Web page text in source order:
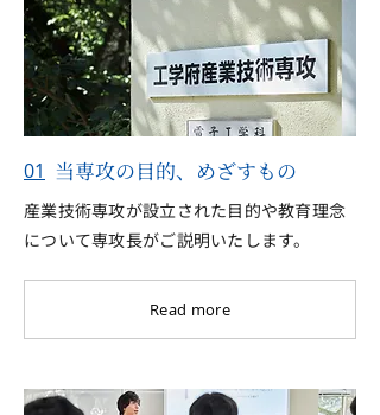
01 当専攻の目的、めざすもの
産業技術専攻が設立された目的や教育理念
について専攻長がご説明いたします。
Read more